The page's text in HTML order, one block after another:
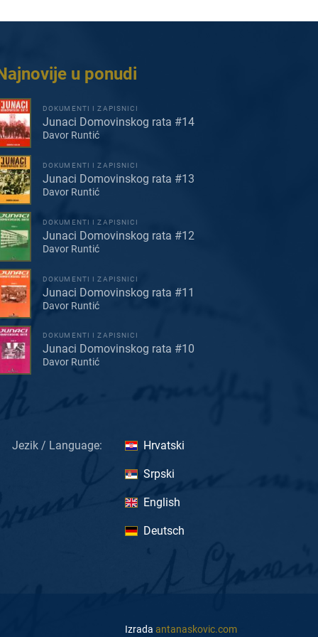
u ponudi
DOKUMENTI I ZAPISNICI
Junaci Domovinskog rata #14
Davor Runtić
DOKUMENTI I ZAPISNICI
Junaci Domovinskog rata #13
Davor Runtić
DOKUMENTI I ZAPISNICI
Junaci Domovinskog rata #12
Davor Runtić
DOKUMENTI I ZAPISNICI
Junaci Domovinskog rata #11
Davor Runtić
DOKUMENTI I ZAPISNICI
Junaci Domovinskog rata #10
Davor Runtić
Jezik / Language: Hrvatski
Srpski
English
Deutsch
Izrada antanaskovic.com